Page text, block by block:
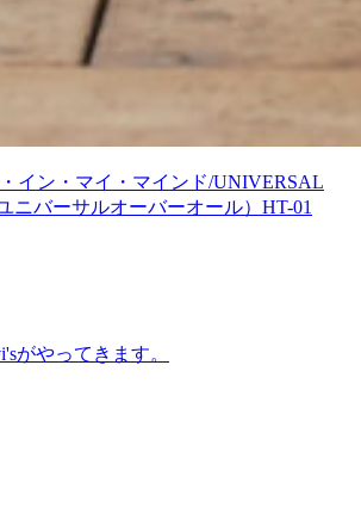
イン・マイ・マインド/UNIVERSAL
ニバーサルオーバーオール）HT-01
がやってきます。